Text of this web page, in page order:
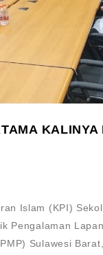
Islam (KPI)
Pengalaman
Sulawesi